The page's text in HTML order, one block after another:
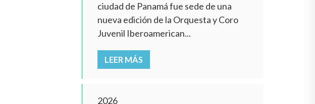
ciudad de Panamá fue sede de una
nueva edición de la Orquesta y Coro
Juvenil Iberoamerican...
LEER MÁS
2026